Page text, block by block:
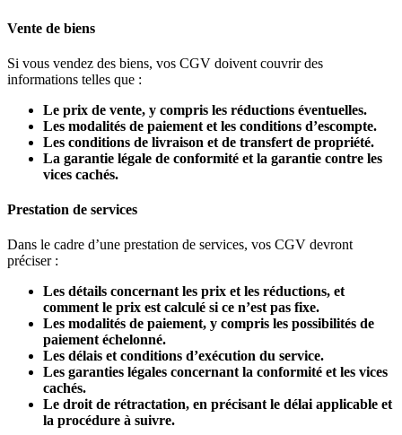
Vente de biens
Si vous vendez des biens, vos CGV doivent couvrir des
informations telles que :
Le prix de vente, y compris les réductions éventuelles.
Les modalités de paiement et les conditions d’escompte.
Les conditions de livraison et de transfert de propriété.
La garantie légale de conformité et la garantie contre les
vices cachés.
Prestation de services
Dans le cadre d’une prestation de services, vos CGV devront
préciser :
Les détails concernant les prix et les réductions, et
comment le prix est calculé si ce n’est pas fixe.
Les modalités de paiement, y compris les possibilités de
paiement échelonné.
Les délais et conditions d’exécution du service.
Les garanties légales concernant la conformité et les vices
cachés.
Le droit de rétractation, en précisant le délai applicable et
la procédure à suivre.